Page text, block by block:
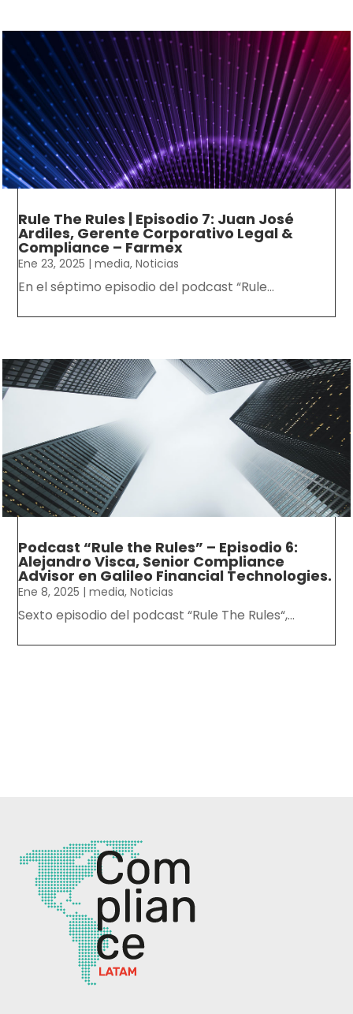
Rule The Rules | Episodio 7: Juan José
Ardiles, Gerente Corporativo Legal &
Compliance – Farmex
Ene 23, 2025 |media,Noticias
En el séptimo episodio del podcast “Rule...
Podcast “Rule the Rules” – Episodio 6:
Alejandro Visca, Senior Compliance
Advisor en Galileo Financial Technologies.
Ene 8, 2025 |media,Noticias
Sexto episodio del podcast “Rule The Rules“,...